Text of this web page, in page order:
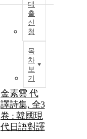
대
출
신
청
목
차
보
기
金素雲 代
譯詩集, 全3
卷 : 韓國現
代日語對譯